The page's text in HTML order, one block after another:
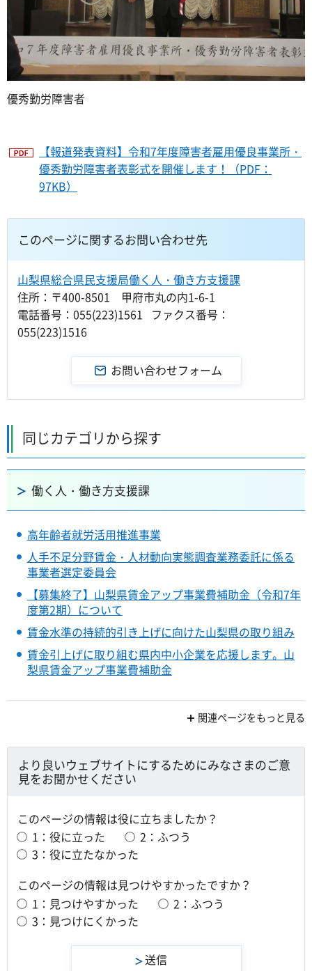
優秀勤労障害者
【報道発表資料】令和7年度障害者雇用優良事業所・
優秀勤労障害者表彰式を開催します！（PDF：
97KB）
このページに関するお問い合わせ先
山梨県総合県民支援局働く人・働き方支援課
住所：〒400-8501 甲府市丸の内1-6-1
電話番号：055(223)1561 ファクス番号：
055(223)1516
同じカテゴリから探す
働く人・働き方支援課
高年齢者就労活用推進事業
人手不足分野賃金・人材動向実態調査業務委託に係る
事業者選定委員会
【募集終了】山梨県賃金アップ事業費補助金（令和7年
度第2期）について
賃金水準の持続的引き上げに向けた山梨県の取り組み
賃金引上げに取り組む県内中小企業を応援します。山
梨県賃金アップ事業費補助金
関連ページをもっと見る
より良いウェブサイトにするためにみなさまのご意
見をお聞かせください
このページの情報は役に立ちましたか？
1：役に立った
2：ふつう
3：役に立たなかった
このページの情報は見つけやすかったですか？
1：見つけやすかった
2：ふつう
3：見つけにくかった